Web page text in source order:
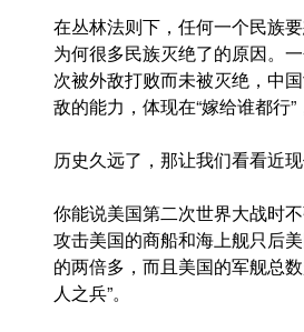
在丛林法则下，任何一个民族
为何很多民族灭绝了的原因。
次被外敌打败而未被灭绝，中
敌的能力，体现在“嫁给谁都行
历史久远了，那让我们看看近现
你能说美国第二次世界大战时
攻击美国的商船和海上舰只后
的两倍多，而且美国的军舰总
人之兵”。